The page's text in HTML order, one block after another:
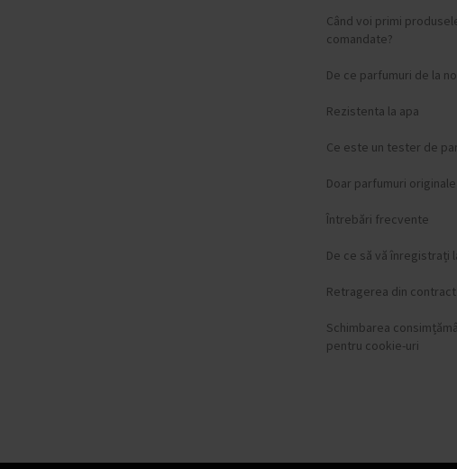
Când voi primi
comandate?
De ce parfumuri de la
Rezistenta la apa
Ce este un tester de
Doar parfumuri originale
Întrebări frecvente
De ce să vă înregistrați
Retragerea din contract
Schimbarea
pentru cookie-uri